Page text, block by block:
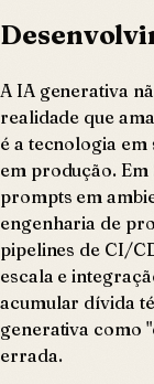
A IA generativa
realidade que
é a tecnologia em
em produção.
prompts em
engenharia de
pipelines de CI/
escala e
acumular dívida
generativa como
errada.